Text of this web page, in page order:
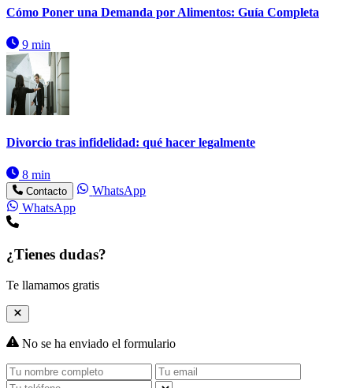
Cómo Poner una Demanda por Alimentos: Guía Completa
9 min
Divorcio tras infidelidad: qué hacer legalmente
8 min
Contacto
WhatsApp
WhatsApp
¿Tienes dudas?
Te llamamos gratis
No se ha enviado el formulario